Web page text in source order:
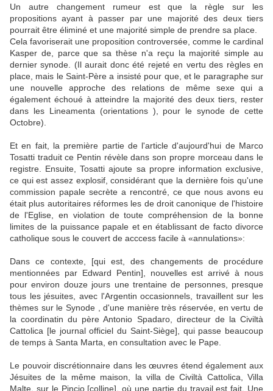
Un autre changement rumeur est que la règle sur les
propositions ayant à passer par une majorité des deux tiers
pourrait être éliminé et une majorité simple de prendre sa place.
Cela favoriserait une proposition controversée, comme le cardinal
Kasper de, parce que sa thèse n'a reçu la majorité simple au
dernier synode.
(Il aurait donc été rejeté en vertu des règles en
place, mais le Saint-Père a insisté pour que, et le paragraphe sur
une nouvelle approche des relations de même sexe qui a
également échoué à atteindre la majorité des deux tiers, rester
dans les Lineamenta (orientations ), pour le synode de cette
Octobre).
Et en fait, la première partie de l'article d'aujourd'hui de Marco
Tosatti traduit ce Pentin révèle dans son propre morceau dans le
registre.
Ensuite, Tosatti ajoute sa propre information exclusive,
ce qui est assez explosif, considérant que la dernière fois qu'une
commission papale secrète a rencontré, ce que nous avons eu
était plus autoritaires réformes les de droit canonique de l'histoire
de l'Eglise, en violation de toute compréhension de la bonne
limites de la puissance papale et en établissant de facto divorce
catholique sous le couvert de acccess facile à «annulations»:
Dans ce contexte, [qui est, des changements de procédure
mentionnées par Edward Pentin], nouvelles est arrivé à nous
pour environ douze jours une trentaine de personnes, presque
tous les jésuites, avec l'Argentin occasionnels, travaillent sur les
thèmes sur le Synode , d'une manière très réservée, en vertu de
la coordinatin du père Antonio Spadaro, directeur de la Civiltà
Cattolica [le journal officiel du Saint-Siège], qui passe beaucoup
de temps à Santa Marta, en consultation avec le Pape.
Le pouvoir discrétionnaire dans les œuvres étend également aux
Jésuites de la même maison, la villa de Civiltà Cattolica, Villa
Malte, sur le Pincio [colline], où une partie du travail est fait.
Une